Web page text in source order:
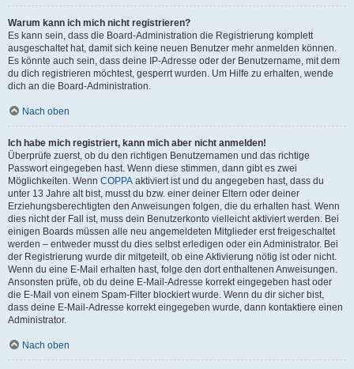
Warum kann ich mich nicht registrieren?
Es kann sein, dass die Board-Administration die Registrierung komplett
ausgeschaltet hat, damit sich keine neuen Benutzer mehr anmelden können.
Es könnte auch sein, dass deine IP-Adresse oder der Benutzername, mit dem
du dich registrieren möchtest, gesperrt wurden. Um Hilfe zu erhalten, wende
dich an die Board-Administration.
Nach oben
Ich habe mich registriert, kann mich aber nicht anmelden!
Überprüfe zuerst, ob du den richtigen Benutzernamen und das richtige
Passwort eingegeben hast. Wenn diese stimmen, dann gibt es zwei
Möglichkeiten. Wenn COPPA aktiviert ist und du angegeben hast, dass du
unter 13 Jahre alt bist, musst du bzw. einer deiner Eltern oder deiner
Erziehungsberechtigten den Anweisungen folgen, die du erhalten hast. Wenn
dies nicht der Fall ist, muss dein Benutzerkonto vielleicht aktiviert werden. Bei
einigen Boards müssen alle neu angemeldeten Mitglieder erst freigeschaltet
werden – entweder musst du dies selbst erledigen oder ein Administrator. Bei
der Registrierung wurde dir mitgeteilt, ob eine Aktivierung nötig ist oder nicht.
Wenn du eine E-Mail erhalten hast, folge den dort enthaltenen Anweisungen.
Ansonsten prüfe, ob du deine E-Mail-Adresse korrekt eingegeben hast oder
die E-Mail von einem Spam-Filter blockiert wurde. Wenn du dir sicher bist,
dass deine E-Mail-Adresse korrekt eingegeben wurde, dann kontaktiere einen
Administrator.
Nach oben